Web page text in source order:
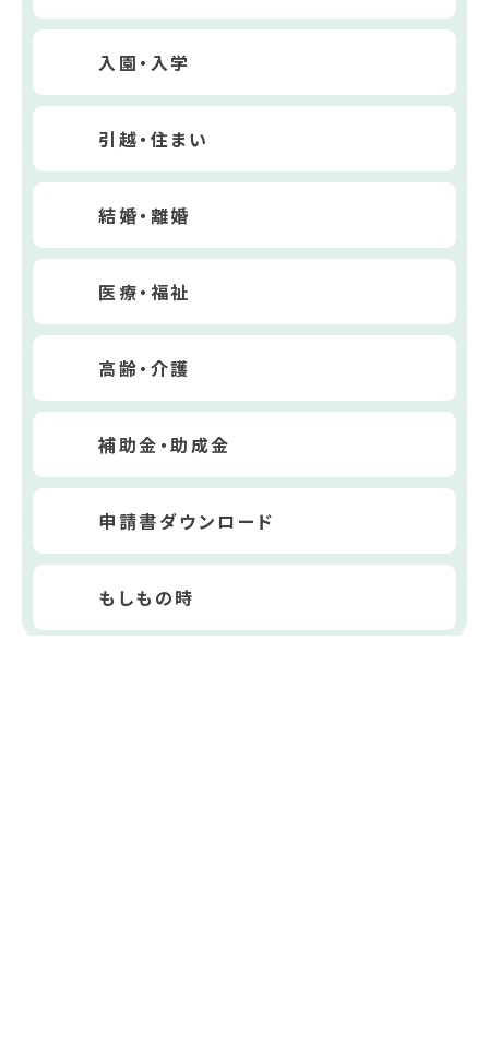
入園・入学
引越・住まい
結婚・離婚
医療・福祉
高齢・介護
補助金・助成金
申請書ダウンロード
もしもの時